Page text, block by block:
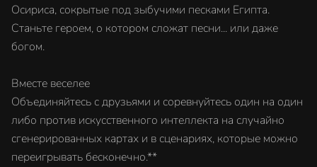
Осириса, сокрытые под зыбучими песками Египта.
Станьте героем, о котором сложат песни... или даже
богом.
Вместе веселее
Объединяйтесь с друзьями и соревнуйтесь один на один
либо против искусственного интеллекта на случайно
сгенерированных картах и в сценариях, которые можно
переигрывать бесконечно.**